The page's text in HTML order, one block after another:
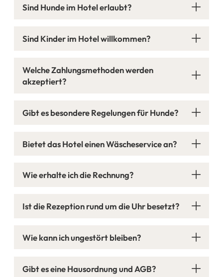
Sind Hunde im Hotel erlaubt?
Sind Kinder im Hotel willkommen?
Welche Zahlungsmethoden werden
akzeptiert?
Gibt es besondere Regelungen für Hunde?
Bietet das Hotel einen Wäscheservice an?
Wie erhalte ich die Rechnung?
Ist die Rezeption rund um die Uhr besetzt?
Wie kann ich ungestört bleiben?
Gibt es eine Hausordnung und AGB?